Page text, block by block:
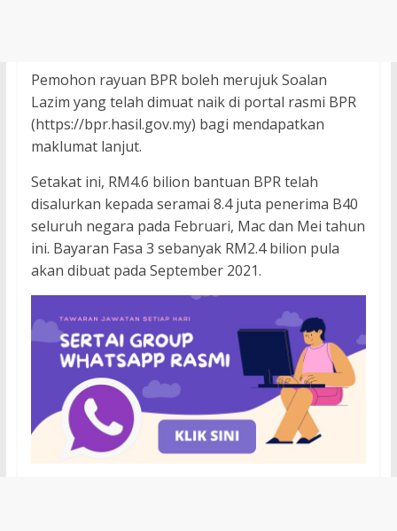
Pemohon rayuan BPR boleh merujuk Soalan
Lazim yang telah dimuat naik di portal rasmi BPR
(https://bpr.hasil.gov.my) bagi mendapatkan
maklumat lanjut.
Setakat ini, RM4.6 bilion bantuan BPR telah
disalurkan kepada seramai 8.4 juta penerima B40
seluruh negara pada Februari, Mac dan Mei tahun
ini. Bayaran Fasa 3 sebanyak RM2.4 bilion pula
akan dibuat pada September 2021.